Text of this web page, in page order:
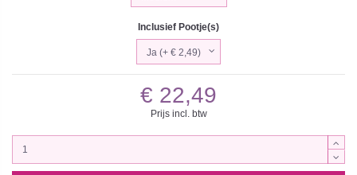
Inclusief Pootje(s)
€ 22,49
Prijs incl. btw